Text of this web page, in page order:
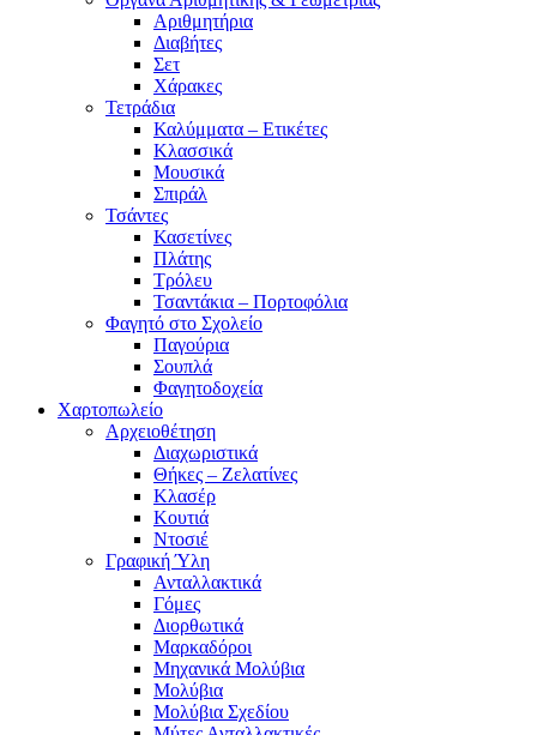
Αριθμητήρια
Διαβήτες
Σετ
Χάρακες
Τετράδια
Καλύμματα – Ετικέτες
Κλασσικά
Μουσικά
Σπιράλ
Τσάντες
Κασετίνες
Πλάτης
Τρόλευ
Τσαντάκια – Πορτοφόλια
Φαγητό στο Σχολείο
Παγούρια
Σουπλά
Φαγητοδοχεία
Χαρτοπωλείο
Αρχειοθέτηση
Διαχωριστικά
Θήκες – Ζελατίνες
Κλασέρ
Κουτιά
Ντοσιέ
Γραφική Ύλη
Ανταλλακτικά
Γόμες
Διορθωτικά
Μαρκαδόροι
Μηχανικά Μολύβια
Μολύβια
Μολύβια Σχεδίου